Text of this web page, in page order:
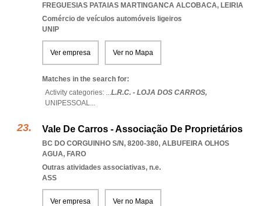
FREGUESIAS PATAIAS MARTINGANCA ALCOBACA, LEIRIA
Comércio de veículos automóveis ligeiros
UNIP
Ver empresa Ver no Mapa
Matches in the search for:
Activity categories: ...L.R.C. - LOJA DOS CARROS,
UNIPESSOAL...
Vale De Carros - Associação De Proprietários
BC DO CORGUINHO S/N, 8200-380, ALBUFEIRA OLHOS
AGUA, FARO
Outras atividades associativas, n.e.
ASS
Ver empresa Ver no Mapa